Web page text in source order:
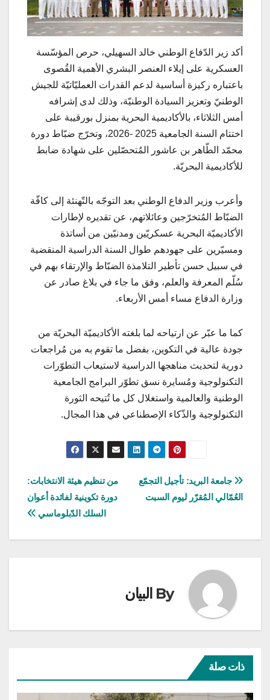
أكد زير الدّفاع الوطني خالد السهيلي، حرص المؤسّسة
العسكرية على إيلاء العنصر البشري الأهمية القُصوى
باعتباره ركيزة أساسية لدعم القدرات العمليّاتيّة للجيش
الوطنيّ وتعزيز السيادة الوطنيّة، وذلك لدى إشرافه
أمس الثلاثاء، بالأكاديمية البحرية بمنزل بورقيبة على
اختتام السنة الجامعية 2025 -2026، وتخرّج ضبّاط دورة
محمّد الطّاهر بن عاشور المُتحصّلين على شهادة ضابط
للأكاديمية البحريّة.
وأعرب وزير الدفاع الوطني بعد التوجّه بالتّهنئة إلى كافّة
الضبّاط المُتخرّجين وعائلاتهم، عن تقديره لإطارات
الأكاديميّة البحرية عسكريّين ومدنيّين من أساتذة
ومسيّرين على جهودهم طوال السنة الدراسية المنقضية
في سبيل حسن تأطير التلامذة الضبّاط والإرتقاء بهم في
سُلّم المعرفة والعلم، وفق ما جاء في بلاغ صادر عن
وزارة الدفاع مساء أمس الأربعاء.
كما ما عبّر عن ارتياحه لما بلغته الأكاديميّة البحريّة من
جودة عالية في التكوين، بفضل ما تقوم به من مُراجعات
دورية لتحديث مناهجها الدراسية لاستيعاب التطوّرات
التكنولوجية ومُسايرة نسق تطوّر البرامج الجامعية
الوطنية والعالمية واستغلال كل ما تُتيحه الثورة
التكنولوجية والذّكاء الإصطناعي في هذا المجال.
تصفّح
المقالات
من تنظيم هيئة الانتخابات:
دورة تكوينية لفائدة أعوان
السلك الدّبلوماسي
جامعة البريد: تأجيل التجمّع
العُمّالي المُقرّر ليوم السبت
By البيان
ذات صلة